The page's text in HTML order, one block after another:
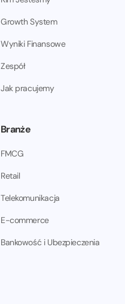
Growth System
Wyniki Finansowe
Zespół
Jak pracujemy
Branże
FMCG
Retail
Telekomunikacja
E-commerce
Bankowość i Ubezpieczenia